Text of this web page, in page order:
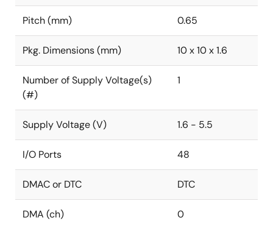
Pitch (mm) 0.65
Pkg. Dimensions (mm) 10 x 10 x 1.6
Number of Supply Voltage(s)
(#)
1
Supply Voltage (V) 1.6 - 5.5
I/O Ports 48
DMAC or DTC DTC
DMA (ch) 0